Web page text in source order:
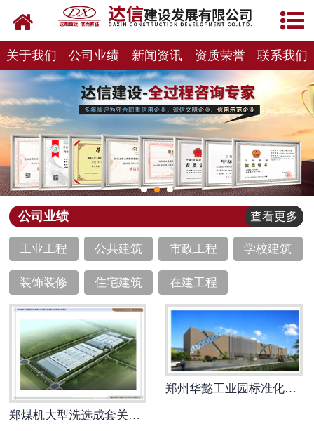
网站首页
关于达信
公司业绩
招标信息
资质荣誉
新闻资讯
企业文化
加盟达信
联系我们
OA入口
视频中心
关于我们 公司业绩 新闻资讯 资质荣誉 联系我们
公司业绩 查看更多
工业工程 公共建筑 市政工程 学校建筑
装饰装修 住宅建筑 在建工程
郑煤机大型洗选成套关键装备建设项目
郑州华懿工业园标准化厂房